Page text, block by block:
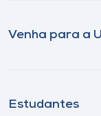
Venha para a
Estudantes